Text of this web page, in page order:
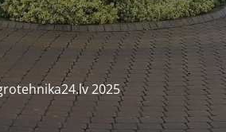
2025